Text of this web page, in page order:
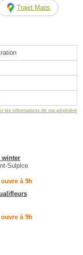
Trajet Maps
les informations de ma pépinière
winter
Sulpice
ouvre à 9h
ouvre à 9h